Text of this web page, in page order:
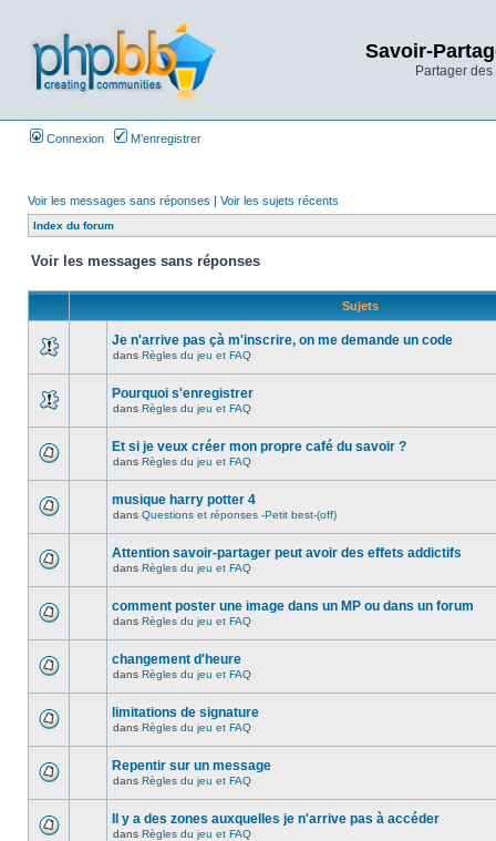
Savoir-
Partager
Connexion M’enregistrer
Voir les messages sans réponses | Voir les sujets récents
Index du forum
Voir les messages sans réponses
Sujets
Je n'arrive pas çà m'inscrire, on me demande un code
dans Règles du jeu et FAQ
Pourquoi s'enregistrer
dans Règles du jeu et FAQ
Et si je veux créer mon propre café du savoir ?
dans Règles du jeu et FAQ
musique harry potter 4
dans Questions et réponses -Petit best-(off)
Attention savoir-partager peut avoir des effets addictifs
dans Règles du jeu et FAQ
comment poster une image dans un MP ou dans un forum
dans Règles du jeu et FAQ
changement d'heure
dans Règles du jeu et FAQ
limitations de signature
dans Règles du jeu et FAQ
Repentir sur un message
dans Règles du jeu et FAQ
Il y a des zones auxquelles je n'arrive pas à accéder
dans Règles du jeu et FAQ